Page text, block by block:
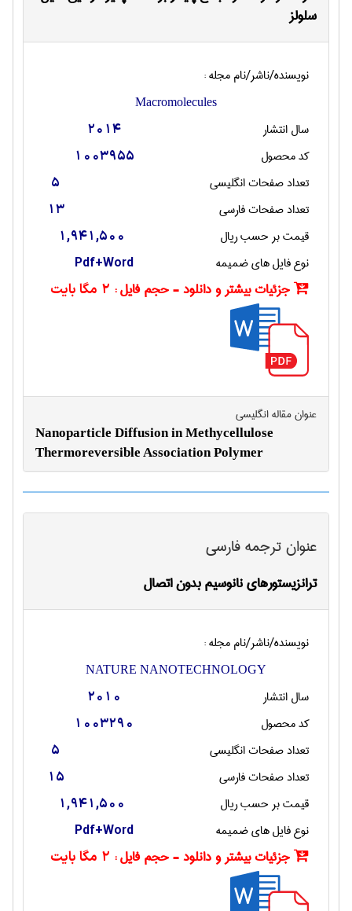
سلولز
نویسنده/ناشر/نام مجله :
Macromolecules
سال انتشار 2014
کد محصول 1003955
تعداد صفحات انگليسی 5
تعداد صفحات فارسی 13
قیمت بر حسب ریال 1,941,500
نوع فایل های ضمیمه Pdf+Word
جزئیات بیشتر و دانلود - حجم فایل : 2 مگا بایت
عنوان مقاله انگليسی
Nanoparticle Diffusion in Methycellulose
Thermoreversible Association Polymer
عنوان ترجمه فارسی
ترانزيستورهاي نانوسيم بدون اتصال
نویسنده/ناشر/نام مجله :
NATURE NANOTECHNOLOGY
سال انتشار 2010
کد محصول 1003290
تعداد صفحات انگليسی 5
تعداد صفحات فارسی 15
قیمت بر حسب ریال 1,941,500
نوع فایل های ضمیمه Pdf+Word
جزئیات بیشتر و دانلود - حجم فایل : 2 مگا بایت